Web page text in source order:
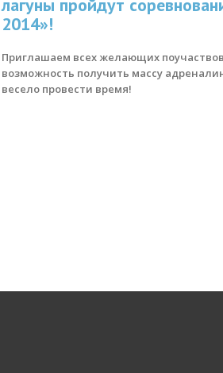
лагуны пройдут
2014»!
Приглашаем всех желающих
возможность получить массу
весело провести время!